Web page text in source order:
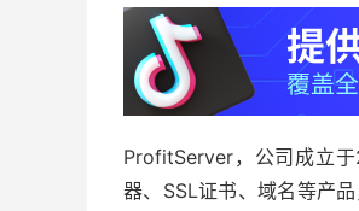
ProfitServer，公司成立
器、SSL证书、域名等产